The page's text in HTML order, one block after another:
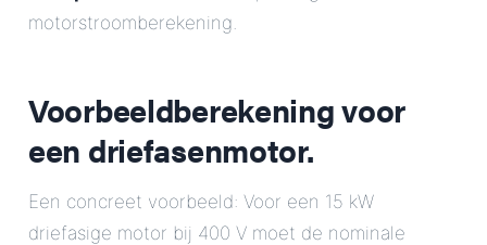
motorstroomberekening.
Voorbeeldberekening voor
een driefasenmotor.
Een concreet voorbeeld: Voor een 15 kW
driefasige motor bij 400 V moet de nominale